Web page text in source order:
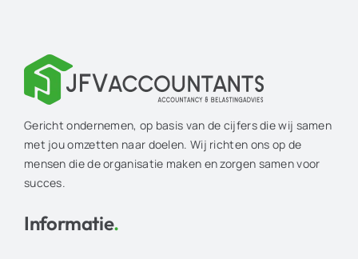
Gericht ondernemen, op basis van de cijfers die wij samen
met jou omzetten naar doelen. Wij richten ons op de
mensen die de organisatie maken en zorgen samen voor
succes.
Informatie.